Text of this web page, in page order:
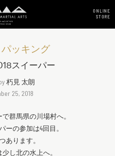
ONLINE
STORE
ッキング
スイーパー
朽見 太朗
25, 2018
群馬県の川場村へ。
ーの参加は4回目。
あります。
し北の水上へ。